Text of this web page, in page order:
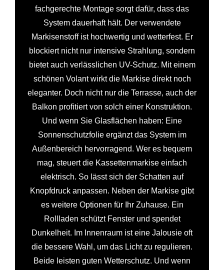
fachgerechte Montage sorgt dafür, dass das
System dauerhaft hält. Der verwendete
Markisenstoff ist hochwertig und wetterfest. Er
blockiert nicht nur intensive Strahlung, sondern
bietet auch verlässlichen UV-Schutz. Mit einem
schönen Volant wirkt die Markise direkt noch
eleganter. Doch nicht nur die Terrasse, auch der
Balkon profitiert von solch einer Konstruktion.
Und wenn Sie Glasflächen haben: Eine
Sonnenschutzfolie ergänzt das System im
Außenbereich hervorragend. Wer es bequem
mag, steuert die Kassettenmarkise einfach
elektrisch. So lässt sich der Schatten auf
Knopfdruck anpassen. Neben der Markise gibt
es weitere Optionen für Ihr Zuhause. Ein
Rollladen schützt Fenster und spendet
Dunkelheit. Im Innenraum ist eine Jalousie oft
die bessere Wahl, um das Licht zu regulieren.
Beide leisten guten Wetterschutz. Und wenn